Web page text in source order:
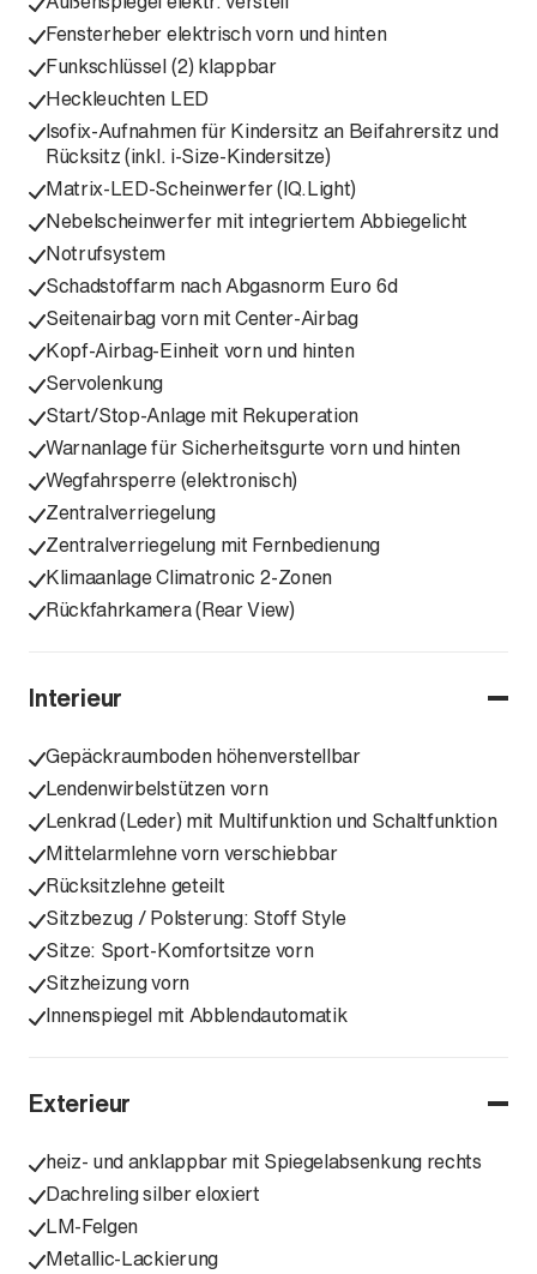
Fensterheber elektrisch vorn und hinten
Funkschlüssel (2) klappbar
Heckleuchten LED
Isofix-Aufnahmen für Kindersitz an Beifahrersitz und
Rücksitz (inkl. i-Size-Kindersitze)
Matrix-LED-Scheinwerfer (IQ.Light)
Nebelscheinwerfer mit integriertem Abbiegelicht
Notrufsystem
Schadstoffarm nach Abgasnorm Euro 6d
Seitenairbag vorn mit Center-Airbag
Kopf-Airbag-Einheit vorn und hinten
Servolenkung
Start/Stop-Anlage mit Rekuperation
Warnanlage für Sicherheitsgurte vorn und hinten
Wegfahrsperre (elektronisch)
Zentralverriegelung
Zentralverriegelung mit Fernbedienung
Klimaanlage Climatronic 2-Zonen
Rückfahrkamera (Rear View)
Interieur
Gepäckraumboden höhenverstellbar
Lendenwirbelstützen vorn
Lenkrad (Leder) mit Multifunktion und Schaltfunktion
Mittelarmlehne vorn verschiebbar
Rücksitzlehne geteilt
Sitzbezug / Polsterung: Stoff Style
Sitze: Sport-Komfortsitze vorn
Sitzheizung vorn
Innenspiegel mit Abblendautomatik
Exterieur
heiz- und anklappbar mit Spiegelabsenkung rechts
Dachreling silber eloxiert
LM-Felgen
Metallic-Lackierung